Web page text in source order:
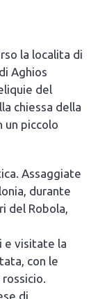
la localita di
Aghios
del
chiessa della
un piccolo
Assaggiate
durante
del Robola,
e visitate la
con le
di